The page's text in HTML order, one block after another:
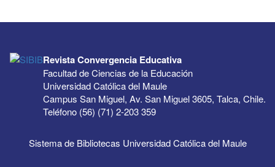
Revista Convergencia Educativa
Facultad de Ciencias de la Educación
Universidad Católica del Maule
Campus San Miguel, Av. San Miguel 3605, Talca, Chile.
Teléfono (56) (71) 2-203 359
Sistema de Bibliotecas Universidad Católica del Maule